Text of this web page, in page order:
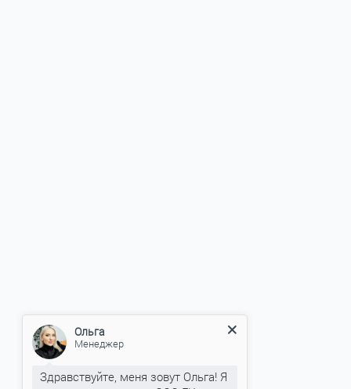
Ольга
Менеджер
Здравствуйте, меня зовут Ольга! Я